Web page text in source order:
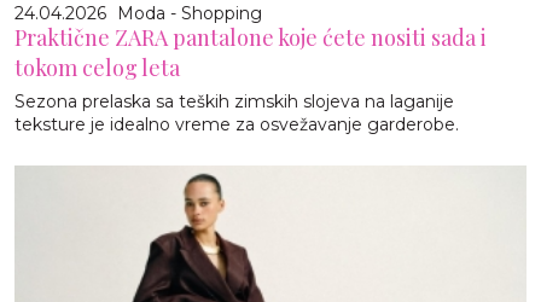
24.04.2026 Moda - Shopping
Praktične ZARA pantalone koje ćete nositi sada i
tokom celog leta
Sezona prelaska sa teških zimskih slojeva na laganije
teksture je idealno vreme za osvežavanje garderobe.